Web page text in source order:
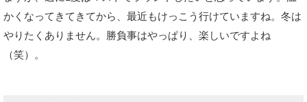
かくなってきてきてから、最近もけっこう行けていますね。冬は
やりたくありません。勝負事はやっぱり、楽しいですよね
（笑）。